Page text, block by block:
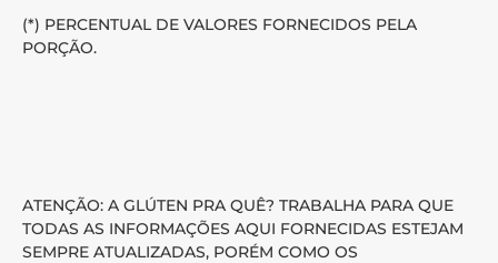
(*) PERCENTUAL DE VALORES FORNECIDOS PELA
PORÇÃO.
ATENÇÃO: A GLÚTEN PRA QUÊ? TRABALHA PARA QUE
TODAS AS INFORMAÇÕES AQUI FORNECIDAS ESTEJAM
SEMPRE ATUALIZADAS, PORÉM COMO OS